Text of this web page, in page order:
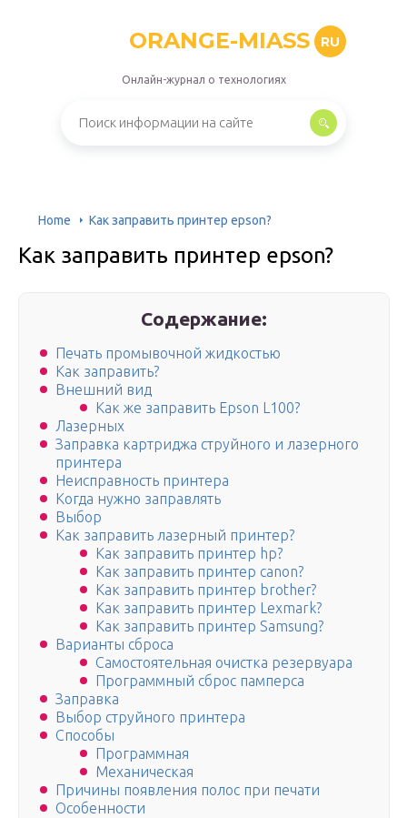
ORANGE-MIASS RU
Онлайн-журнал о технологиях
Home Как заправить принтер epson?
Как заправить принтер epson?
Содержание:
Печать промывочной жидкостью
Как заправить?
Внешний вид
Как же заправить Epson L100?
Лазерных
Заправка картриджа струйного и лазерного
принтера
Неисправность принтера
Когда нужно заправлять
Выбор
Как заправить лазерный принтер?
Как заправить принтер hp?
Как заправить принтер canon?
Как заправить принтер brother?
Как заправить принтер Lexmark?
Как заправить принтер Samsung?
Варианты сброса
Самостоятельная очистка резервуара
Программный сброс памперса
Заправка
Выбор струйного принтера
Способы
Программная
Механическая
Причины появления полос при печати
Особенности